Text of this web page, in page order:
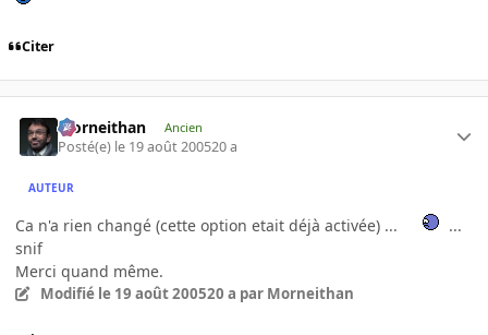
Citer
Morneithan Ancien
Posté(e) le 19 août 200520 a
AUTEUR
Ca n'a rien changé (cette option etait déjà activée) ...
...
snif
Merci quand même.
Modifié le 19 août 200520 a par Morneithan